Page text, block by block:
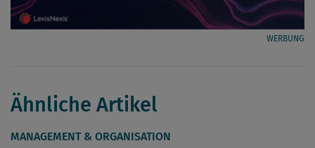
WERBUNG
Ähnliche Artikel
MANAGEMENT & ORGANISATION